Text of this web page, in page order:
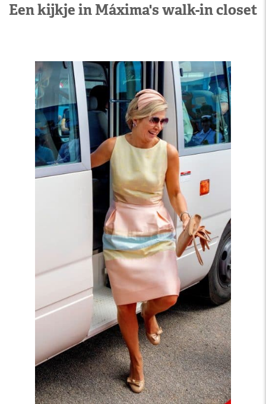
Een kijkje in Máxima's walk-in closet